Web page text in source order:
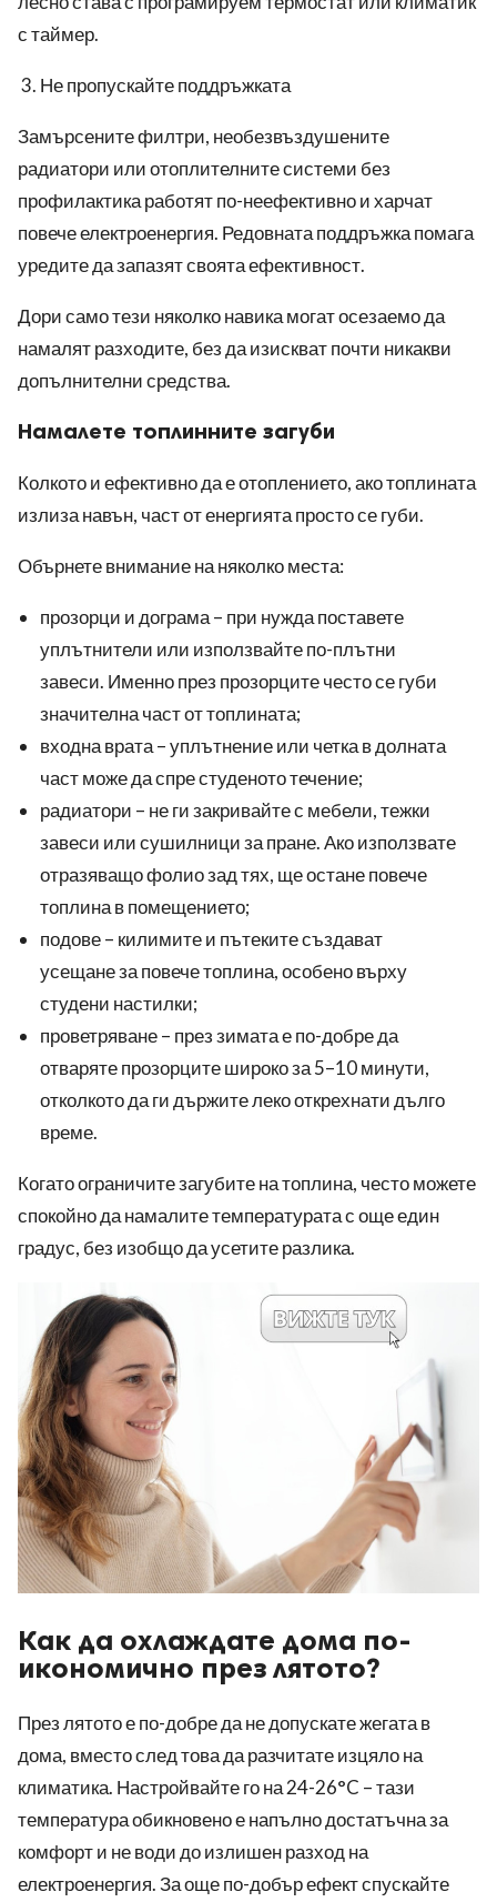
с таймер.
Не пропускайте поддръжката
Замърсените филтри, необезвъздушените
радиатори или отоплителните системи без
профилактика работят по-неефективно и харчат
повече електроенергия. Редовната поддръжка помага
уредите да запазят своята ефективност.
Дори само тези няколко навика могат осезаемо да
намалят разходите, без да изискват почти никакви
допълнителни средства.
Намалете топлинните загуби
Колкото и ефективно да е отоплението, ако топлината
излиза навън, част от енергията просто се губи.
Обърнете внимание на няколко места:
прозорци и дограма – при нужда поставете
уплътнители или използвайте по-плътни
завеси. Именно през прозорците често се губи
значителна част от топлината;
входна врата – уплътнение или четка в долната
част може да спре студеното течение;
радиатори – не ги закривайте с мебели, тежки
завеси или сушилници за пране. Ако използвате
отразяващо фолио зад тях, ще остане повече
топлина в помещението;
подове – килимите и пътеките създават
усещане за повече топлина, особено върху
студени настилки;
проветряване – през зимата е по-добре да
отваряте прозорците широко за 5–10 минути,
отколкото да ги държите леко открехнати дълго
време.
Когато ограничите загубите на топлина, често можете
спокойно да намалите температурата с още един
градус, без изобщо да усетите разлика.
Как да охлаждате дома по-
икономично през лятото?
През лятото е по-добре да не допускате жегата в
дома, вместо след това да разчитате изцяло на
климатика. Настройвайте го на 24-26°C – тази
температура обикновено е напълно достатъчна за
комфорт и не води до излишен разход на
електроенергия. За още по-добър ефект спускайте